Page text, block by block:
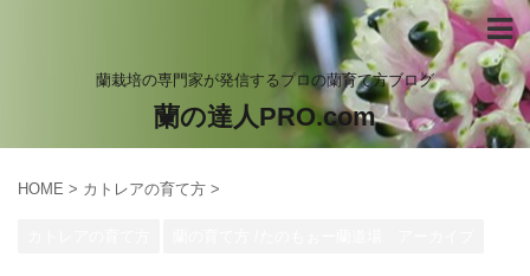
蘭栽培の専門家が発信するプロの蘭育て方ブログ
蘭の達人PRO.com
HOME > カトレアの育て方 >